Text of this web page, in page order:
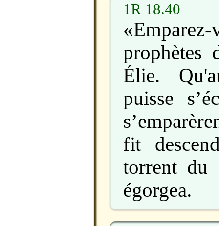
1R 18.40
prophètes
Élie.
puisse
fit
torrent
égorgea.